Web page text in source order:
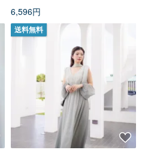
6,596円
送料無料